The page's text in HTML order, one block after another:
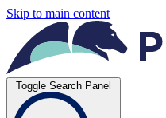
Skip to main content
Toggle Search Panel